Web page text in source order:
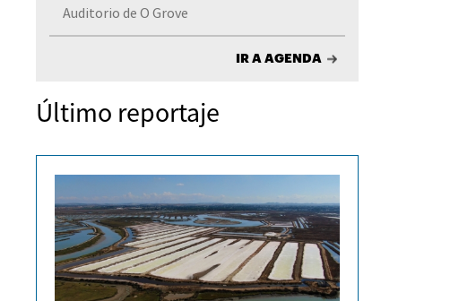
Auditorio de O Grove
IR A AGENDA
Último reportaje